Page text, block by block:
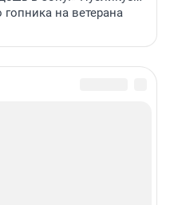
на ветерана